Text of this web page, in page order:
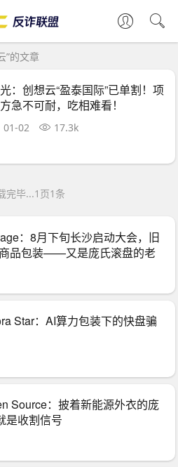
”的文章
：创想云“盈泰国际”已单割！项
急不可耐，吃相难看！
01-02 17.3k
完毕...1页1条
：8月下旬长沙启动大会，旧
品包装——又是庞氏滚盘的老
Star：AI算力包装下的快盘骗
Source：披着新能源外衣的庞
是收割信号